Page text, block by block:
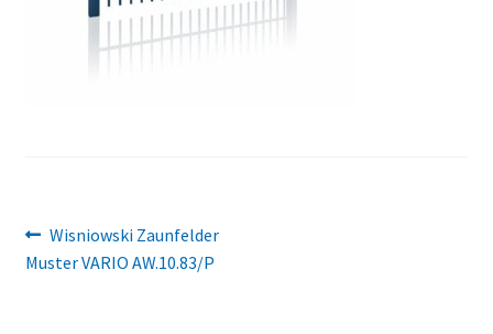
Beitragsnavigation
Vorheriger
Beitrag:
Wisniowski Zaunfelder
Muster VARIO AW.10.83/P